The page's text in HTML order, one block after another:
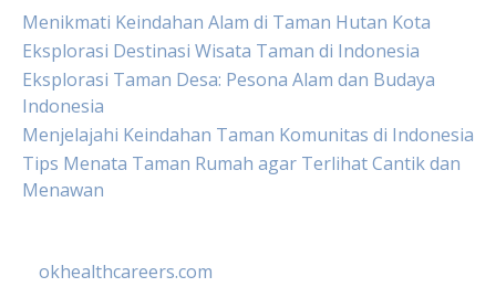
Menikmati Keindahan Alam di Taman Hutan Kota
Eksplorasi Destinasi Wisata Taman di Indonesia
Eksplorasi Taman Desa: Pesona Alam dan Budaya
Indonesia
Menjelajahi Keindahan Taman Komunitas di Indonesia
Tips Menata Taman Rumah agar Terlihat Cantik dan
Menawan
okhealthcareers.com